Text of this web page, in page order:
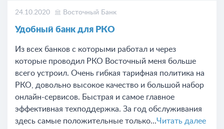
24.10.2020 Восточный Банк
Удобный банк для РКО
Из всех банков с которыми работал и через
которые проводил РКО Восточный меня больше
всего устроил. Очень гибкая тарифная политика на
РКО, довольно высокое качество и большой набор
онлайн-сервисов. Быстрая и самое главное
эффективная техподдержка. За год обслуживания
здесь самые положительные только...Читать далее